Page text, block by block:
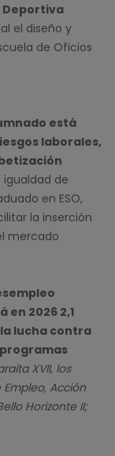
Deportiva
el diseño y
de Oficios
está
laborales,
igualdad de
en ESO,
la inserción
mercado
en 2026 2,1
lucha contra
XVII, los
Acción
Horizonte II;